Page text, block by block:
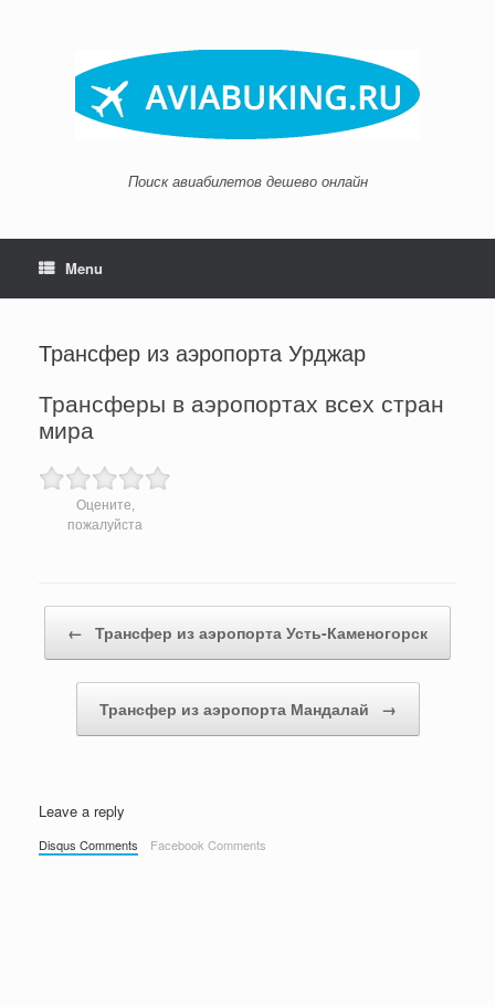
Поиск авиабилетов дешево онлайн
Menu
Трансфер из аэропорта Урджар
Трансферы в аэропортах всех стран
мира
Оцените,
пожалуйста
Post navigation
← Трансфер из аэропорта Усть-Каменогорск
Трансфер из аэропорта Мандалай →
Leave a reply
Disqus Comments Facebook Comments